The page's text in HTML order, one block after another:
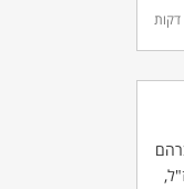
דקות